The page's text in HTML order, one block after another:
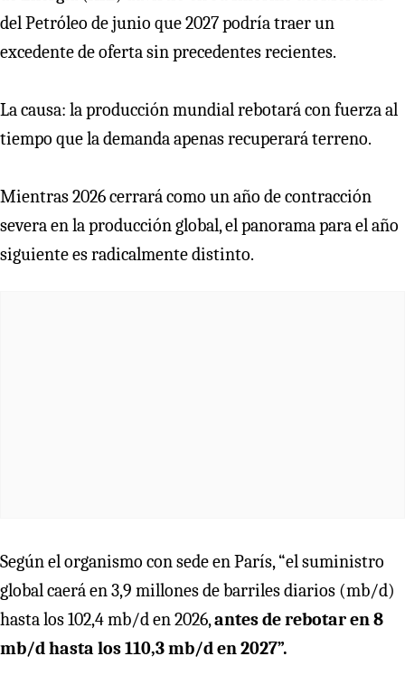
del Petróleo de junio que 2027 podría traer un
excedente de oferta sin precedentes recientes.
La causa: la producción mundial rebotará con fuerza al
tiempo que la demanda apenas recuperará terreno.
Mientras 2026 cerrará como un año de contracción
severa en la producción global, el panorama para el año
siguiente es radicalmente distinto.
Según el organismo con sede en París, “el suministro
global caerá en 3,9 millones de barriles diarios (mb/d)
hasta los 102,4 mb/d en 2026,antes de rebotar en 8
mb/d hasta los 110,3 mb/d en 2027”.